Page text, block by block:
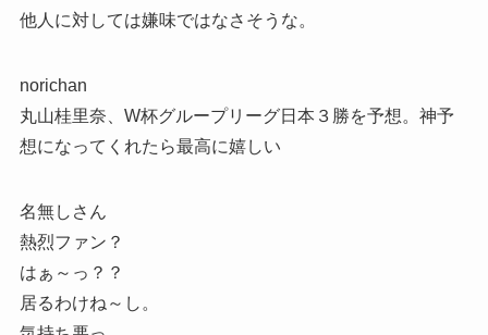
他人に対しては嫌味ではなさそうな。
norichan
丸山桂里奈、W杯グループリーグ日本３勝を予想。神予
想になってくれたら最高に嬉しい
名無しさん
熱烈ファン？
はぁ～っ？？
居るわけね～し。